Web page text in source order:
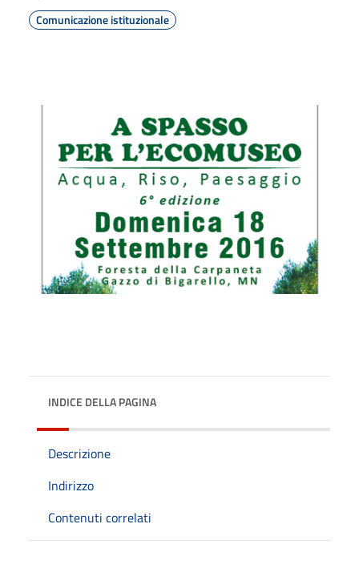
Comunicazione istituzionale
INDICE DELLA PAGINA
Descrizione
Indirizzo
Contenuti correlati